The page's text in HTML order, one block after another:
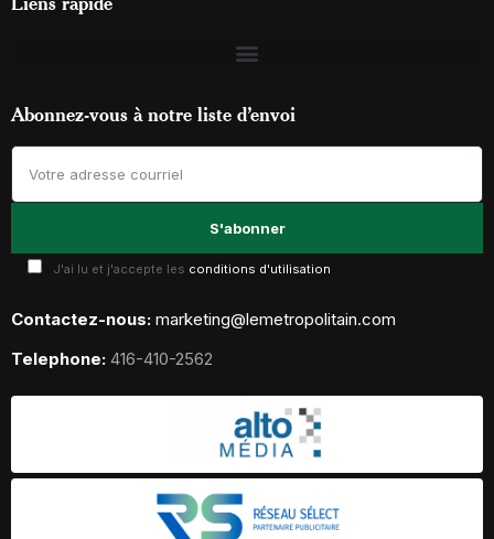
Abonnez-vous à notre liste d’envoi
J'ai lu et j'accepte les conditions d'utilisation
Contactez-nous: marketing@lemetropolitain.com
Telephone: 416-410-2562